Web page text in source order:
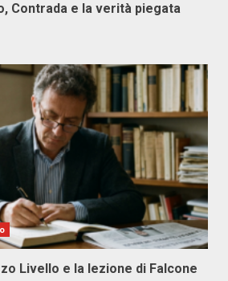
Contrada e la verità piegata
Livello e la lezione di Falcone